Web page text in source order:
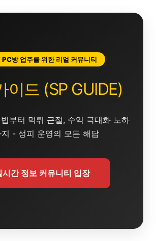
PC방 업주를 위한 리얼 커뮤니티
이드 (SP GUIDE)
부터 먹튀 근절, 수익 극대화 노하
지 - 성피 운영의 모든 해답
시간 정보 커뮤니티 입장